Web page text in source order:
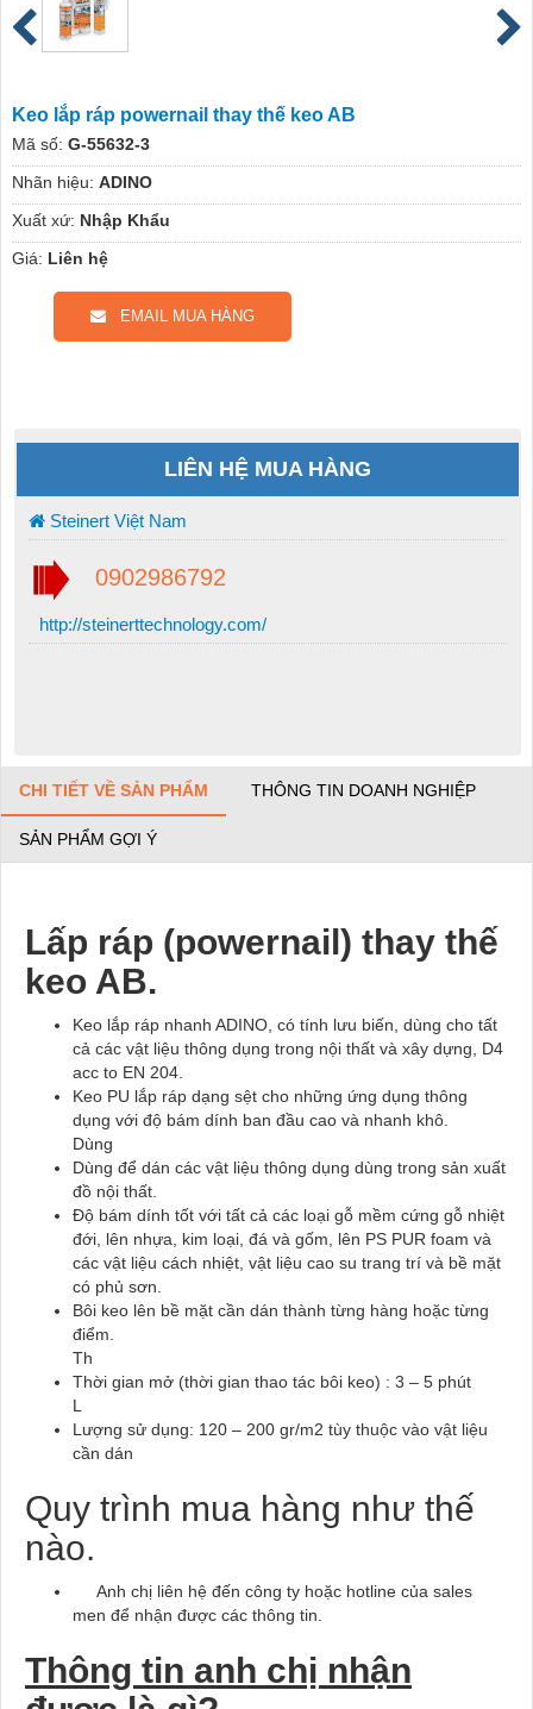
Keo lắp ráp powernail thay thế keo AB
Mã số: G-55632-3
Nhãn hiệu: ADINO
Xuất xứ: Nhập Khẩu
Giá: Liên hệ
EMAIL MUA HÀNG
LIÊN HỆ MUA HÀNG
Steinert Việt Nam
0902986792
http://steinerttechnology.com/
CHI TIẾT VỀ SẢN PHẨM THÔNG TIN DOANH NGHIỆP
SẢN PHẨM GỢI Ý
Lấp ráp (powernail) thay thế
keo AB.
Keo lắp ráp nhanh ADINO, có tính lưu biến, dùng cho tất
cả các vật liệu thông dụng trong nội thất và xây dựng, D4
acc to EN 204.
Keo PU lắp ráp dạng sệt cho những ứng dụng thông
dụng với độ bám dính ban đầu cao và nhanh khô.
Dùng
Dùng để dán các vật liệu thông dụng dùng trong sản xuất
đồ nội thất.
Độ bám dính tốt với tất cả các loại gỗ mềm cứng gỗ nhiệt
đới, lên nhựa, kim loại, đá và gốm, lên PS PUR foam và
các vật liệu cách nhiệt, vật liệu cao su trang trí và bề mặt
có phủ sơn.
Bôi keo lên bề mặt cần dán thành từng hàng hoặc từng
điểm.
Th
Thời gian mở (thời gian thao tác bôi keo) : 3 – 5 phút
L
L ượng sử dụng: 120 – 200 gr/m2 tùy thuộc vào vật liệu
cần dán
Quy trình mua hàng như thế
nào.
Anh chị liên hệ đến công ty hoặc hotline của sales
men để nhận được các thông tin.
Thông tin anh chị nhận